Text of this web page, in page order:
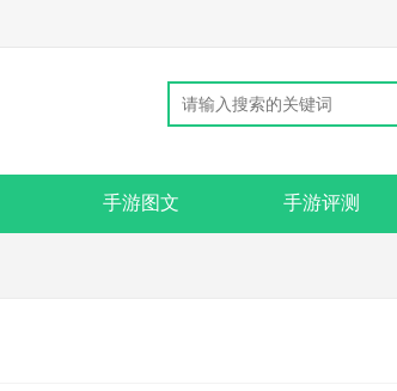
手游图文 手游评测